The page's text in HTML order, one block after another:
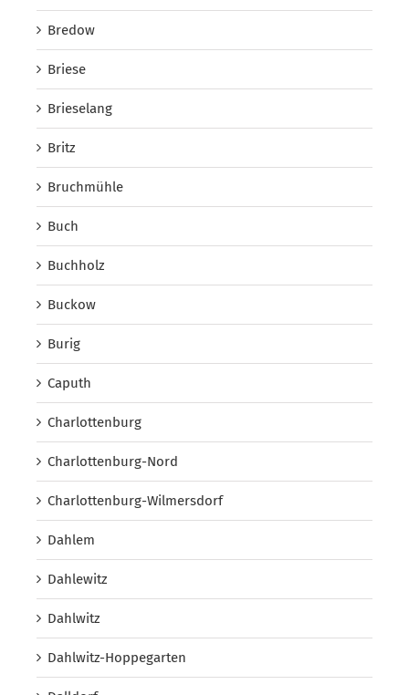
Bredow
Briese
Brieselang
Britz
Bruchmühle
Buch
Buchholz
Buckow
Burig
Caputh
Charlottenburg
Charlottenburg-Nord
Charlottenburg-Wilmersdorf
Dahlem
Dahlewitz
Dahlwitz
Dahlwitz-Hoppegarten